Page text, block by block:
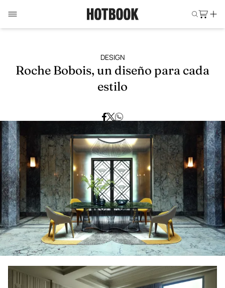
DESIGN
Roche Bobois, un diseño para cada